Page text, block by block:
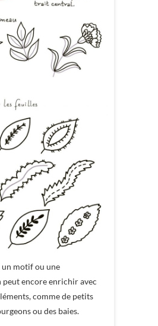
motif ou une
encore enrichir avec
comme de petits
ou des baies.